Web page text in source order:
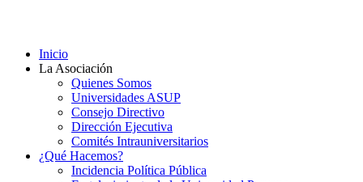
Inicio
La Asociación
Quienes Somos
Universidades ASUP
Consejo Directivo
Dirección Ejecutiva
Comités Intrauniversitarios
¿Qué Hacemos?
Incidencia Política Pública